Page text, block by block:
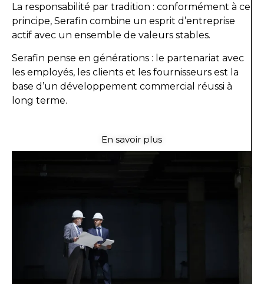
La responsabilité par tradition : conformément à ce
principe, Serafin combine un esprit d’entreprise
actif avec un ensemble de valeurs stables.
Serafin pense en générations : le partenariat avec
les employés, les clients et les fournisseurs est la
base d’un développement commercial réussi à
long terme.
En savoir plus